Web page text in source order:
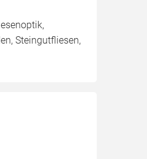
Steingutfliesen,